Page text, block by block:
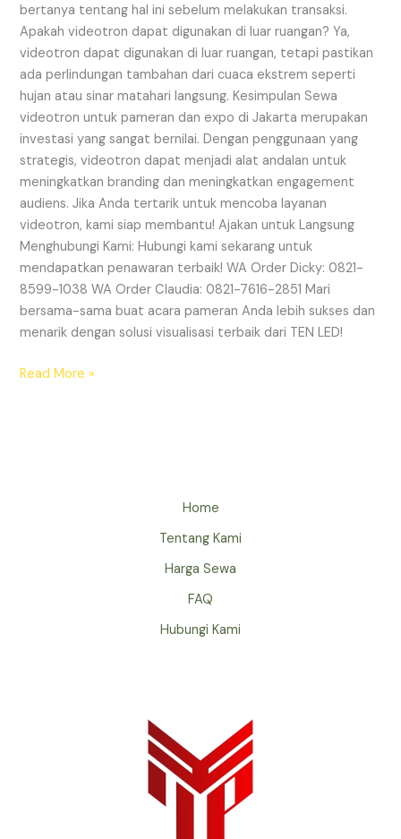
bertanya tentang hal ini sebelum melakukan transaksi.
Apakah videotron dapat digunakan di luar ruangan? Ya,
videotron dapat digunakan di luar ruangan, tetapi pastikan
ada perlindungan tambahan dari cuaca ekstrem seperti
hujan atau sinar matahari langsung. Kesimpulan Sewa
videotron untuk pameran dan expo di Jakarta merupakan
investasi yang sangat bernilai. Dengan penggunaan yang
strategis, videotron dapat menjadi alat andalan untuk
meningkatkan branding dan meningkatkan engagement
audiens. Jika Anda tertarik untuk mencoba layanan
videotron, kami siap membantu! Ajakan untuk Langsung
Menghubungi Kami: Hubungi kami sekarang untuk
mendapatkan penawaran terbaik! WA Order Dicky: 0821-
8599-1038 WA Order Claudia: 0821-7616-2851 Mari
bersama-sama buat acara pameran Anda lebih sukses dan
menarik dengan solusi visualisasi terbaik dari TEN LED!
Read More »
Home
Tentang Kami
Harga Sewa
FAQ
Hubungi Kami